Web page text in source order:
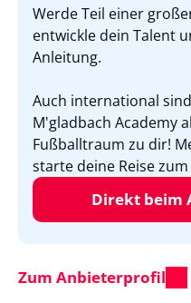
Werde Teil einer
entwickle dein Talent
Anleitung.
Auch international
M'gladbach Academy
Fußballtraum zu dir!
starte deine Reise
Direkt beim
Zum Anbieterprofil